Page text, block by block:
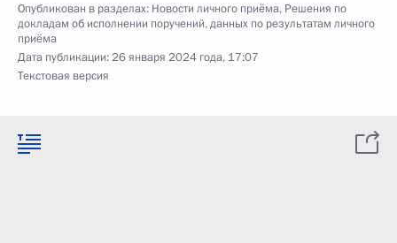
Опубликован в разделах: Новости личного приёма, Решения по
докладам об исполнении поручений, данных по результатам личного
приёма
Дата публикации:26 января 2024 года, 17:07
Текстовая версия